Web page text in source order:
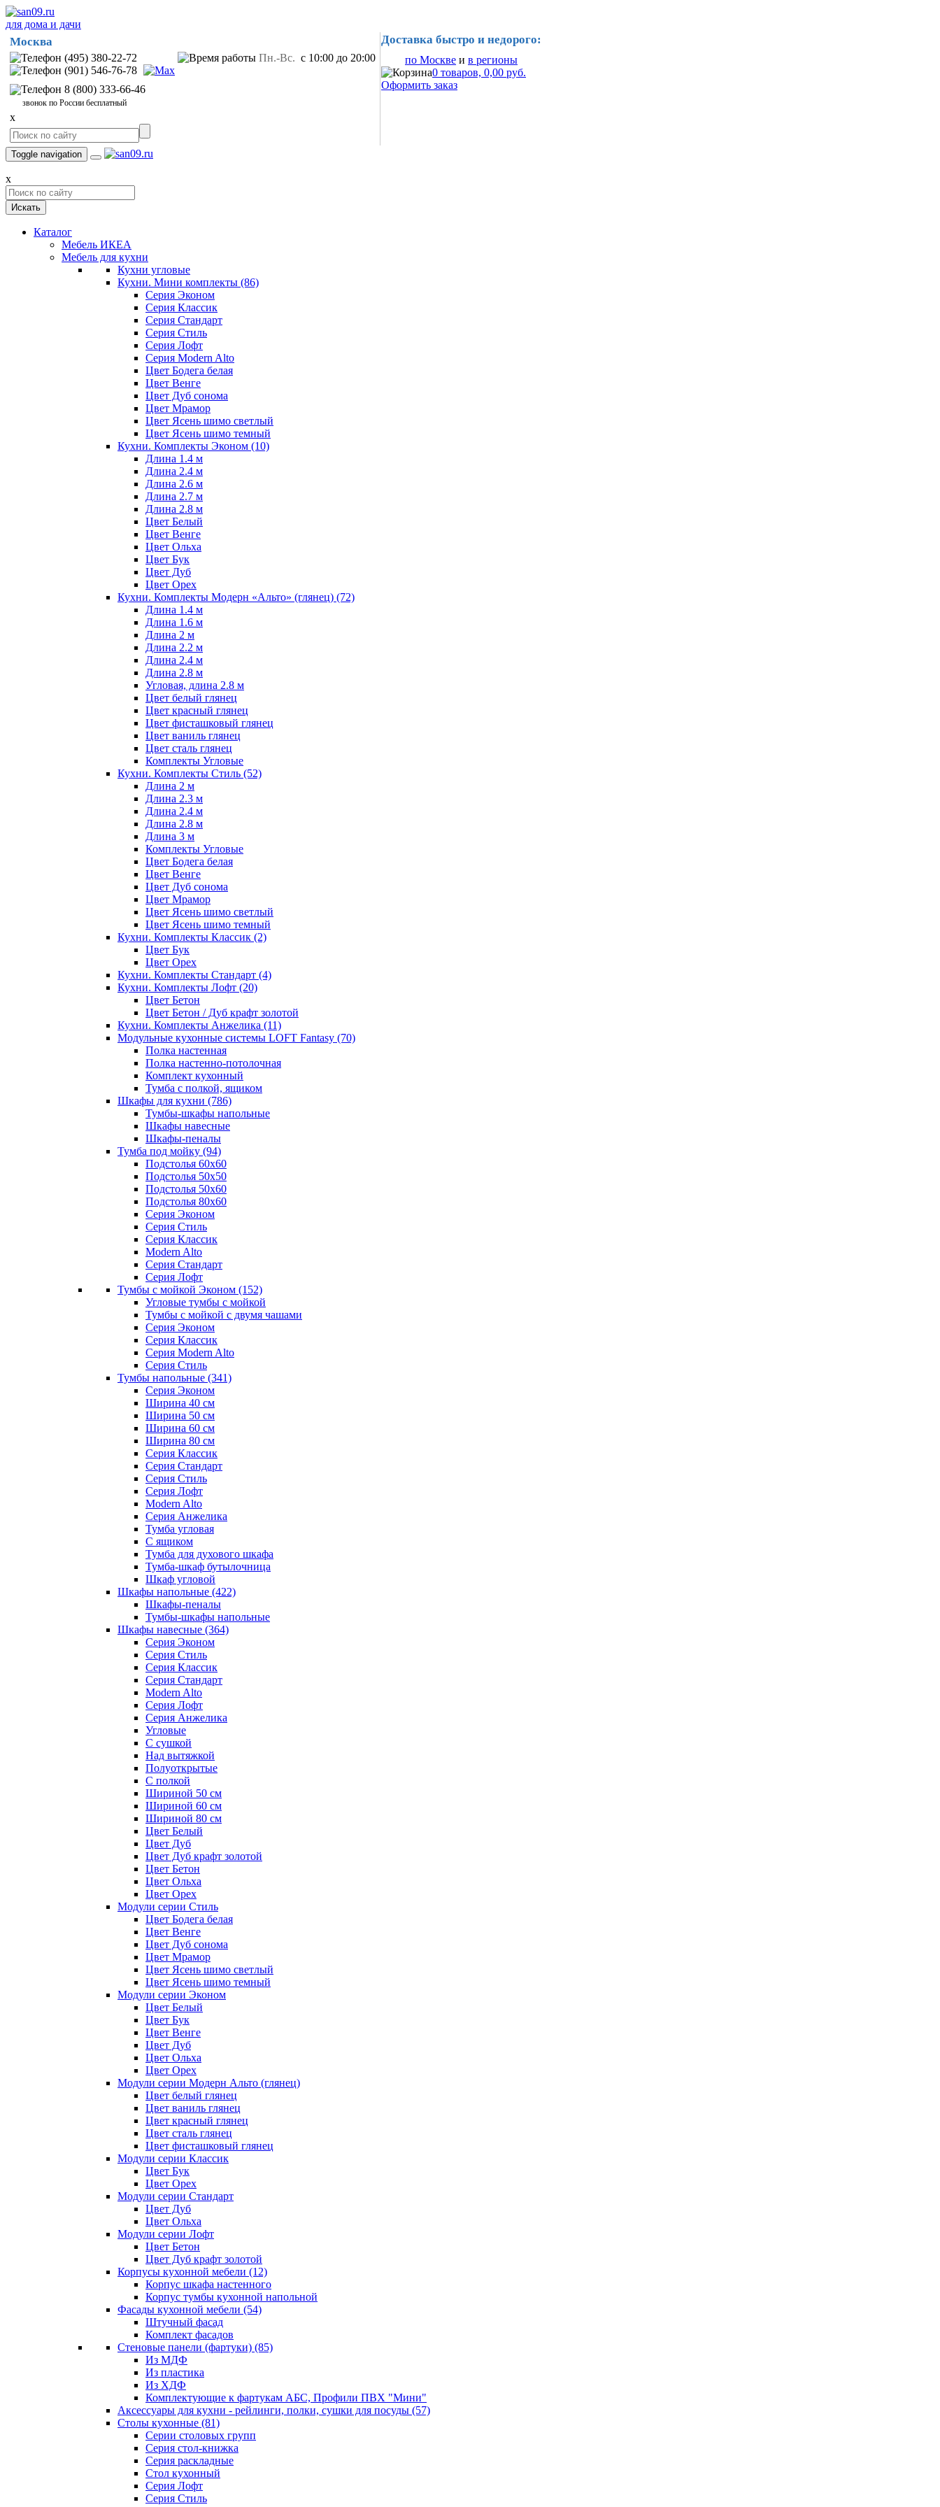
для дома и дачи
Москва
(495) 380-22-72
(901) 546-76-78
8 (800) 333-66-46
звонок по России бесплатный
Пн.-Вс. с 10:00 до 20:00
x
Доставка быстро и недорого:
по Москве и в регионы
0 товаров, 0,00 руб.
Оформить заказ
Toggle navigation
x
Искать
Каталог
Мебель ИКЕА
Мебель для кухни
Кухни угловые
Кухни. Мини комплекты (86)
Серия Эконом
Серия Классик
Серия Стандарт
Серия Стиль
Серия Лофт
Серия Modern Alto
Цвет Бодега белая
Цвет Венге
Цвет Дуб сонома
Цвет Мрамор
Цвет Ясень шимо светлый
Цвет Ясень шимо темный
Кухни. Комплекты Эконом (10)
Длина 1.4 м
Длина 2.4 м
Длина 2.6 м
Длина 2.7 м
Длина 2.8 м
Цвет Белый
Цвет Венге
Цвет Ольха
Цвет Бук
Цвет Дуб
Цвет Орех
Кухни. Комплекты Модерн «Альто» (глянец) (72)
Длина 1.4 м
Длина 1.6 м
Длина 2 м
Длина 2.2 м
Длина 2.4 м
Длина 2.8 м
Угловая, длина 2.8 м
Цвет белый глянец
Цвет красный глянец
Цвет фисташковый глянец
Цвет ваниль глянец
Цвет сталь глянец
Комплекты Угловые
Кухни. Комплекты Стиль (52)
Длина 2 м
Длина 2.3 м
Длина 2.4 м
Длина 2.8 м
Длина 3 м
Комплекты Угловые
Цвет Бодега белая
Цвет Венге
Цвет Дуб сонома
Цвет Мрамор
Цвет Ясень шимо светлый
Цвет Ясень шимо темный
Кухни. Комплекты Классик (2)
Цвет Бук
Цвет Орех
Кухни. Комплекты Стандарт (4)
Кухни. Комплекты Лофт (20)
Цвет Бетон
Цвет Бетон / Дуб крафт золотой
Кухни. Комплекты Анжелика (11)
Модульные кухонные системы LOFT Fantasy (70)
Полка настенная
Полка настенно-потолочная
Комплект кухонный
Тумба с полкой, ящиком
Шкафы для кухни (786)
Тумбы-шкафы напольные
Шкафы навесные
Шкафы-пеналы
Тумба под мойку (94)
Подстолья 60х60
Подстолья 50х50
Подстолья 50х60
Подстолья 80х60
Серия Эконом
Серия Стиль
Серия Классик
Modern Alto
Серия Стандарт
Серия Лофт
Тумбы с мойкой Эконом (152)
Угловые тумбы с мойкой
Тумбы с мойкой с двумя чашами
Серия Эконом
Серия Классик
Серия Modern Alto
Серия Стиль
Тумбы напольные (341)
Серия Эконом
Ширина 40 см
Ширина 50 см
Ширина 60 см
Ширина 80 см
Серия Классик
Серия Стандарт
Серия Стиль
Серия Лофт
Modern Alto
Серия Анжелика
Тумба угловая
С ящиком
Тумба для духового шкафа
Тумба-шкаф бутылочница
Шкаф угловой
Шкафы напольные (422)
Шкафы-пеналы
Тумбы-шкафы напольные
Шкафы навесные (364)
Серия Эконом
Серия Стиль
Серия Классик
Серия Стандарт
Modern Alto
Серия Лофт
Серия Анжелика
Угловые
С сушкой
Над вытяжкой
Полуоткрытые
С полкой
Шириной 50 см
Шириной 60 см
Шириной 80 см
Цвет Белый
Цвет Дуб
Цвет Дуб крафт золотой
Цвет Бетон
Цвет Ольха
Цвет Орех
Модули серии Стиль
Цвет Бодега белая
Цвет Венге
Цвет Дуб сонома
Цвет Мрамор
Цвет Ясень шимо светлый
Цвет Ясень шимо темный
Модули серии Эконом
Цвет Белый
Цвет Бук
Цвет Венге
Цвет Дуб
Цвет Ольха
Цвет Орех
Модули серии Модерн Альто (глянец)
Цвет белый глянец
Цвет ваниль глянец
Цвет красный глянец
Цвет сталь глянец
Цвет фисташковый глянец
Модули серии Классик
Цвет Бук
Цвет Орех
Модули серии Стандарт
Цвет Дуб
Цвет Ольха
Модули серии Лофт
Цвет Бетон
Цвет Дуб крафт золотой
Корпусы кухонной мебели (12)
Корпус шкафа настенного
Корпус тумбы кухонной напольной
Фасады кухонной мебели (54)
Штучный фасад
Комплект фасадов
Стеновые панели (фартуки) (85)
Из МДФ
Из пластика
Из ХДФ
Комплектующие к фартукам АБС, Профили ПВХ "Мини"
Аксессуары для кухни - рейлинги, полки, сушки для посуды (57)
Столы кухонные (81)
Серии столовых групп
Серия стол-книжка
Серия раскладные
Стол кухонный
Серия Лофт
Серия Стиль